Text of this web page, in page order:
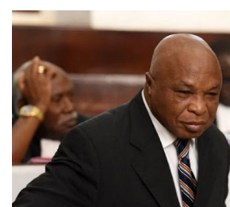
Business
Culture
Vidéos
Sublimes cerveaux
Sport